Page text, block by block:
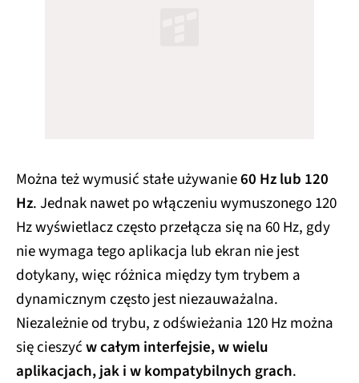
Można też wymusić stałe używanie60 Hz lub 120
Hz. Jednak nawet po włączeniu wymuszonego 120
Hz wyświetlacz często przełącza się na 60 Hz, gdy
nie wymaga tego aplikacja lub ekran nie jest
dotykany, więc różnica między tym trybem a
dynamicznym często jest niezauważalna.
Niezależnie od trybu, z odświeżania 120 Hz można
się cieszyćw całym interfejsie, w wielu
aplikacjach, jak i w kompatybilnych grach.